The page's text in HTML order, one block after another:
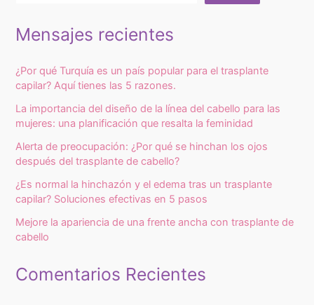
Mensajes recientes
¿Por qué Turquía es un país popular para el trasplante
capilar? Aquí tienes las 5 razones.
La importancia del diseño de la línea del cabello para las
mujeres: una planificación que resalta la feminidad
Alerta de preocupación: ¿Por qué se hinchan los ojos
después del trasplante de cabello?
¿Es normal la hinchazón y el edema tras un trasplante
capilar? Soluciones efectivas en 5 pasos
Mejore la apariencia de una frente ancha con trasplante de
cabello
Comentarios Recientes